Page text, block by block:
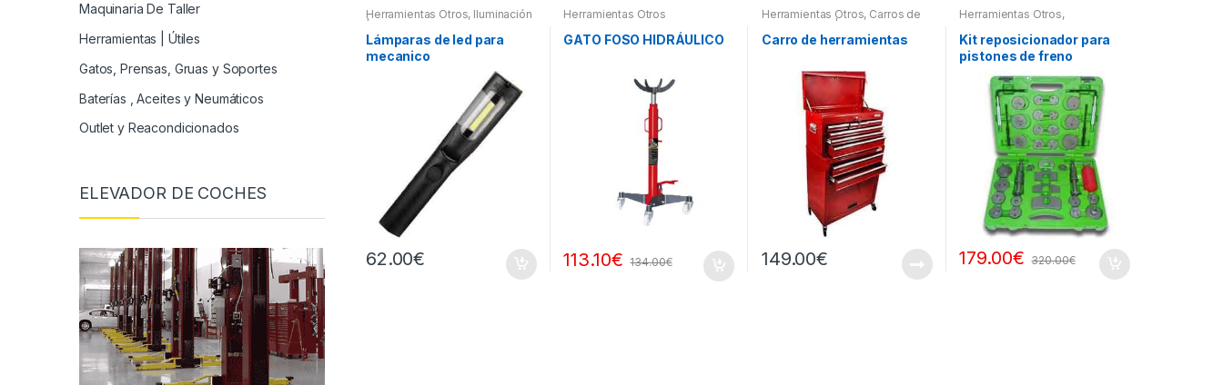
Herramientas Otros, Iluminación
| Linternas Led
Lámparas de led para
mecanico
62.00€
Herramientas Otros
GATO FOSO HIDRÁULICO
113.10€ 134.00€
Herramientas Otros, Carros de
Herramientas | Bancos
Carro de herramientas
149.00€
Herramientas Otros,
Refrigeración
Kit reposicionador para
pistones de freno
179.00€ 320.00€
Maquinaria De Taller
Herramientas | Útiles
Gatos, Prensas, Gruas y Soportes
Baterías , Aceites y Neumáticos
Outlet y Reacondicionados
ELEVADOR DE COCHES